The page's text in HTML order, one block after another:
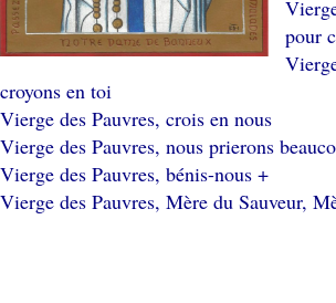
pour
croyons en toi
Vierge des Pauvres, crois en nous
Vierge des Pauvres, nous prierons
Vierge des Pauvres, bénis-nous +
Vierge des Pauvres, Mère du Sauveur,